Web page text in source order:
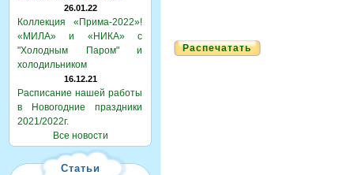
26.01.22
Коллекция «Прима-2022»!
«МИЛА» и «НИКА» с
"Холодным Паром" и
холодильником
16.12.21
Расписание нашей работы
в Новогодние праздники
2021/2022г.
Все новости
Статьи
Распечатать